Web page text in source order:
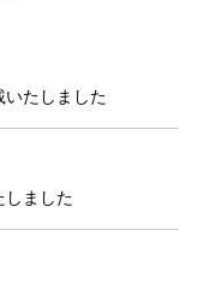
たしました
しました